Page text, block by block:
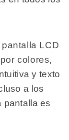
LCD
colores,
y texto
a los
pantalla es